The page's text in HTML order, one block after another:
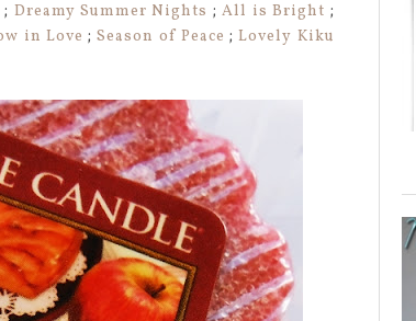
; Dreamy Summer Nights ;All is Bright ;
in Love ;Season of Peace ;Lovely Kiku